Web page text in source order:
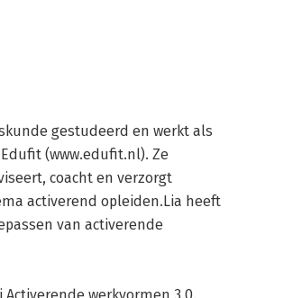
gestudeerd en werkt als
(www.edufit.nl). Ze
coacht en verzorgt
activerend opleiden.Lia heeft
van activerende